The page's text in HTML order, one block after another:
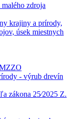
zdroja
krajiny a prírody,
úsek miestnych
- výrub drevín
zákona 25⁄2025 Z.